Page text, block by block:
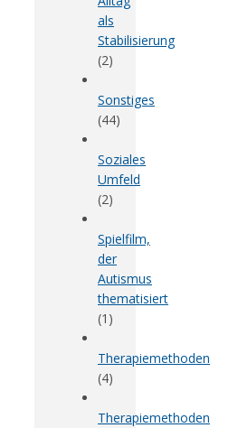
als
Stabilisierung
(2)
Sonstiges
(44)
Soziales
Umfeld
(2)
Spielfilm,
der
Autismus
thematisiert
(1)
Therapiemethoden
(4)
Therapiemethoden